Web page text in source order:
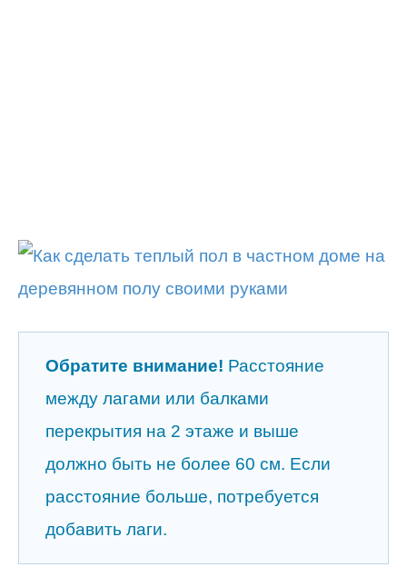
Обратите внимание! Расстояние
между лагами или балками
перекрытия на 2 этаже и выше
должно быть не более 60 см. Если
расстояние больше, потребуется
добавить лаги.